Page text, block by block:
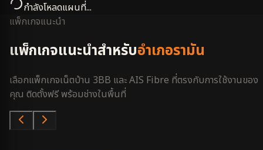
กำลังโหลดแผนที่...
แพ็กเกจแนะนำ
แพ็กเกจแนะนำสำหรับอำเภอรามัน
เลือกแพ็กเกจเน็ตบ้าน 3BB และ AIS Fibre ที่ตรงกับการใช้งานของ
คุณ ติดตั้งฟรี พร้อมช่างในพื้นที่